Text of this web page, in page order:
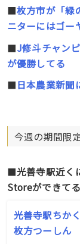
■枚方市が「緑
ニターにはゴー
■J修斗チャン
が優勝してる
■日本農業新聞
今週の期間限
■光善寺駅近く
Storeができて
光善寺駅ちか
枚方つーしん